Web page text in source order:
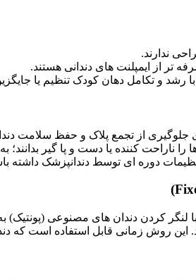
جلوگیری از تجمع پلاک و حفظ سلامت
لنگر کردن دندان های مصنوعی
روش زمانی قابل استفاده است که